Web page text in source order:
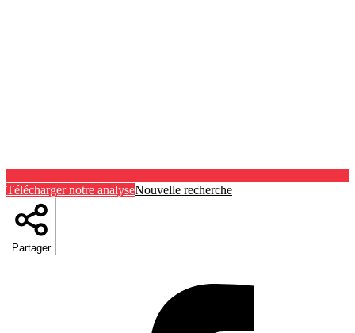
Télécharger notre analyseNouvelle recherche
Partager